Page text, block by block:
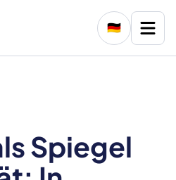
🇩🇪
Spiegel